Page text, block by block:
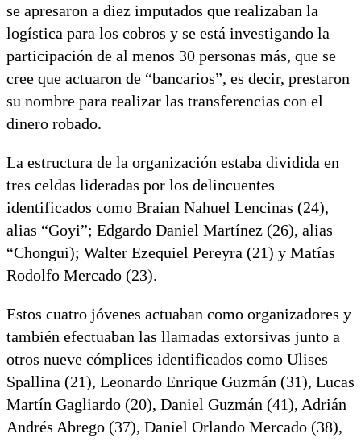
se apresaron a diez imputados que realizaban la
logística para los cobros y se está investigando la
participación de al menos 30 personas más, que se
cree que actuaron de “bancarios”, es decir, prestaron
su nombre para realizar las transferencias con el
dinero robado.
La estructura de la organización estaba dividida en
tres celdas lideradas por los delincuentes
identificados como Braian Nahuel Lencinas (24),
alias “Goyi”; Edgardo Daniel Martínez (26), alias
“Chongui); Walter Ezequiel Pereyra (21) y Matías
Rodolfo Mercado (23).
Estos cuatro jóvenes actuaban como organizadores y
también efectuaban las llamadas extorsivas junto a
otros nueve cómplices identificados como Ulises
Spallina (21), Leonardo Enrique Guzmán (31), Lucas
Martín Gagliardo (20), Daniel Guzmán (41), Adrián
Andrés Abrego (37), Daniel Orlando Mercado (38),